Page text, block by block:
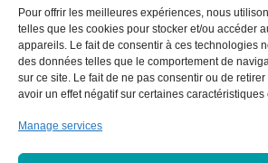
Pour offrir les meilleures expériences, nous
telles que les cookies pour stocker et/ou accéder
appareils. Le fait de consentir à ces technologies
des données telles que le comportement de
sur ce site. Le fait de ne pas consentir ou de
avoir un effet négatif sur certaines caractéristiques
Manage services
INSCRIPTION NEWSLETTER
S'inscrire
* Champs obligatoires